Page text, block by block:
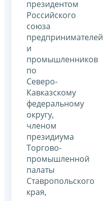
президентом
Российского
союза
предпринимателей
и
промышленников
по
Северо-
Кавказскому
федеральному
округу,
членом
президиума
Торгово-
промышленной
палаты
Ставропольского
края,